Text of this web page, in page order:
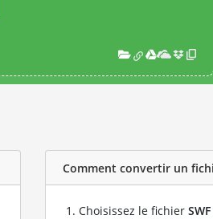
Comment convertir un
Choisissez le fichier SWF